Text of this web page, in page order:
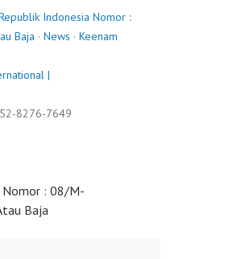
Indonesia Nomor :
Baja · News · Keenam
|
8276-7649
Nomor : 08/M-
Baja